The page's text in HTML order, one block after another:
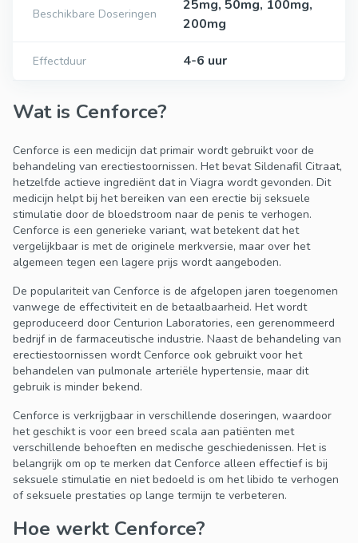
Beschikbare Doseringen
25mg, 50mg, 100mg,
200mg
Effectduur 4-6 uur
Wat is Cenforce?
Cenforce is een medicijn dat primair wordt gebruikt voor de
behandeling van erectiestoornissen. Het bevat Sildenafil Citraat,
hetzelfde actieve ingrediënt dat in Viagra wordt gevonden. Dit
medicijn helpt bij het bereiken van een erectie bij seksuele
stimulatie door de bloedstroom naar de penis te verhogen.
Cenforce is een generieke variant, wat betekent dat het
vergelijkbaar is met de originele merkversie, maar over het
algemeen tegen een lagere prijs wordt aangeboden.
De populariteit van Cenforce is de afgelopen jaren toegenomen
vanwege de effectiviteit en de betaalbaarheid. Het wordt
geproduceerd door Centurion Laboratories, een gerenommeerd
bedrijf in de farmaceutische industrie. Naast de behandeling van
erectiestoornissen wordt Cenforce ook gebruikt voor het
behandelen van pulmonale arteriële hypertensie, maar dit
gebruik is minder bekend.
Cenforce is verkrijgbaar in verschillende doseringen, waardoor
het geschikt is voor een breed scala aan patiënten met
verschillende behoeften en medische geschiedenissen. Het is
belangrijk om op te merken dat Cenforce alleen effectief is bij
seksuele stimulatie en niet bedoeld is om het libido te verhogen
of seksuele prestaties op lange termijn te verbeteren.
Hoe werkt Cenforce?